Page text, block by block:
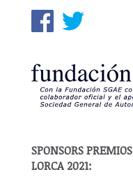
SPONSORS PREMIOS
LORCA 2021: